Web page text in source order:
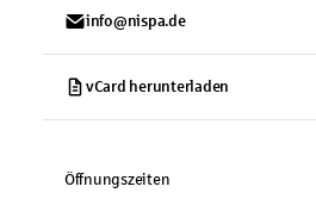
info@nispa.de
vCard herunterladen
Öffnungszeiten